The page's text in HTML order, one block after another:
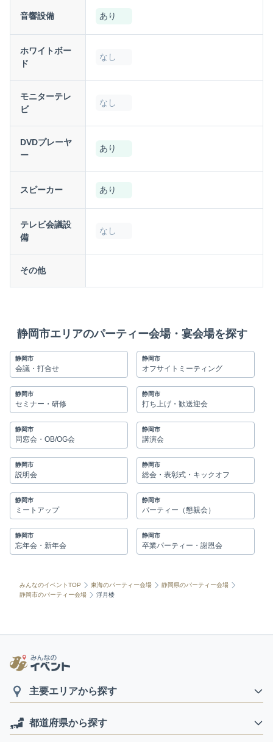
音響設備 あり
ホワイトボー
ド
なし
モニターテレ
ビ
なし
DVDプレーヤ
ー
あり
スピーカー あり
テレビ会議設
備
なし
その他
静岡市エリアのパーティー会場・宴会場を探す
静岡市
会議・打合せ
静岡市
オフサイトミーティング
静岡市
セミナー・研修
静岡市
打ち上げ・歓送迎会
静岡市
同窓会・OB/OG会
静岡市
講演会
静岡市
説明会
静岡市
総会・表彰式・キックオフ
静岡市
ミートアップ
静岡市
パーティー（懇親会）
静岡市
忘年会・新年会
静岡市
卒業パーティー・謝恩会
みんなのイベントTOP 東海のパーティー会場
静岡県のパーティー会場
静岡市のパーティー会場
浮月楼
主要エリアから探す
都道府県から探す